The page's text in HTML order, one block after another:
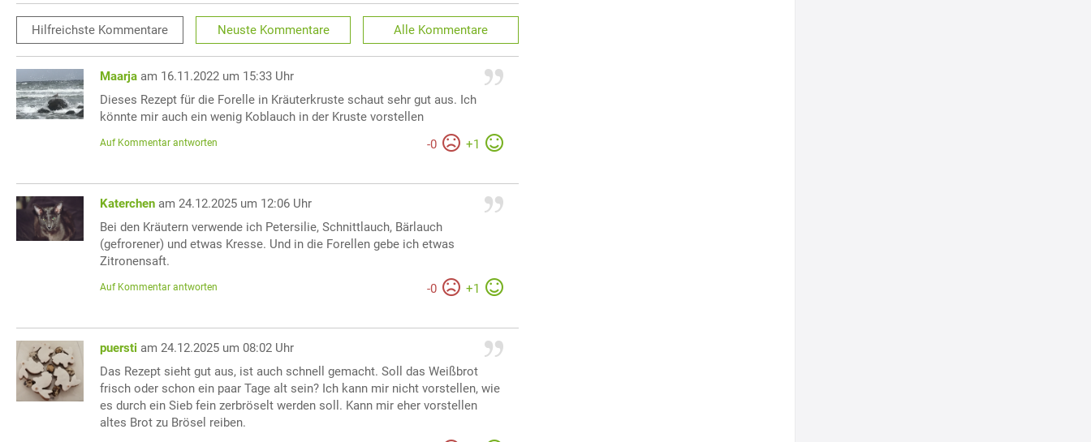
Hilfreichste Kommentare Neuste Kommentare Alle Kommentare
Maarja am 16.11.2022 um 15:33 Uhr
Dieses Rezept für die Forelle in Kräuterkruste schaut sehr gut aus. Ich
könnte mir auch ein wenig Koblauch in der Kruste vorstellen
-0 +1
Auf Kommentar antworten
Katerchen am 24.12.2025 um 12:06 Uhr
Bei den Kräutern verwende ich Petersilie, Schnittlauch, Bärlauch
(gefrorener) und etwas Kresse. Und in die Forellen gebe ich etwas
Zitronensaft.
-0 +1
Auf Kommentar antworten
puersti am 24.12.2025 um 08:02 Uhr
Das Rezept sieht gut aus, ist auch schnell gemacht. Soll das Weißbrot
frisch oder schon ein paar Tage alt sein? Ich kann mir nicht vorstellen, wie
es durch ein Sieb fein zerbröselt werden soll. Kann mir eher vorstellen
altes Brot zu Brösel reiben.